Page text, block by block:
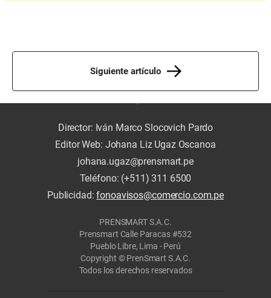
Siguiente artículo
Director: Iván Marco Slocovich Pardo
Editor Web: Johana Liz Ugaz Oscanoa
johana.ugaz@prensmart.pe
Teléfono: (+511) 311 6500
Publicidad:fonoavisos@comercio.com.pe
PRENSMART S.A.C.
Prensmart Calle Paracas #532
Pueblo Libre, Lima - Perú
Copyright © PrenSmart S.A.C.
Todos los derechos reservados